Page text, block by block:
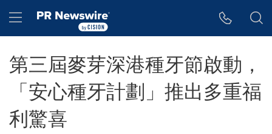
Hamburger menu
第三屆麥芽深港種牙節啟動，
「安心種牙計劃」推出多重福
利驚喜